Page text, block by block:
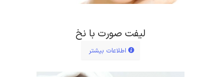
لیفت صورت با نخ
اطلاعات بیشتر